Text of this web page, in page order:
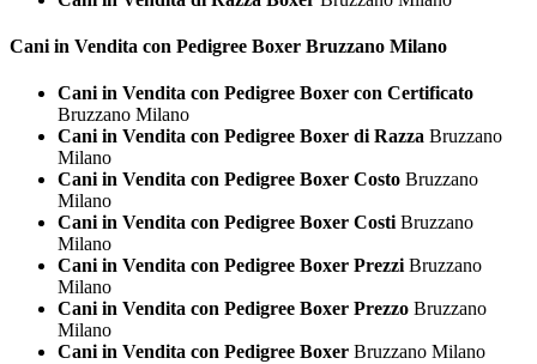
Cani in Vendita con Pedigree Boxer Bruzzano Milano
Cani in Vendita con Pedigree Boxer con Certificato
Bruzzano Milano
Cani in Vendita con Pedigree Boxer di Razza Bruzzano
Milano
Cani in Vendita con Pedigree Boxer Costo Bruzzano
Milano
Cani in Vendita con Pedigree Boxer Costi Bruzzano
Milano
Cani in Vendita con Pedigree Boxer Prezzi Bruzzano
Milano
Cani in Vendita con Pedigree Boxer Prezzo Bruzzano
Milano
Cani in Vendita con Pedigree Boxer Bruzzano Milano